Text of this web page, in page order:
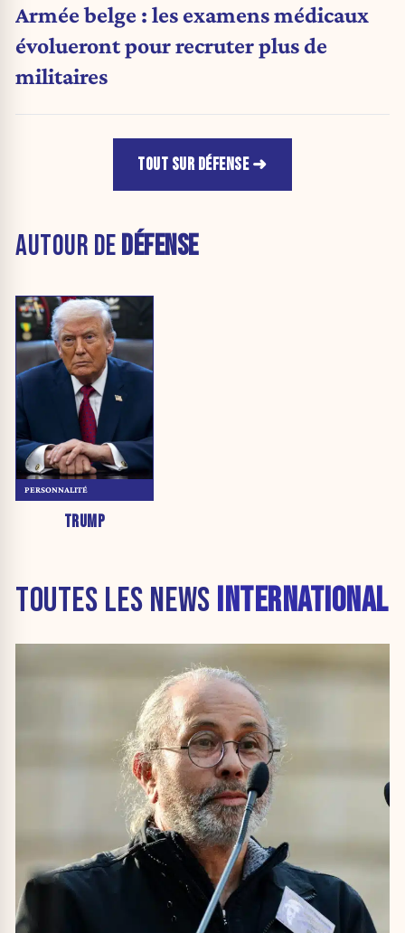
Armée belge : les examens médicaux
évolueront pour recruter plus de
militaires
TOUT SUR DÉFENSE
AUTOUR DEDÉFENSE
TRUMP
PERSONNALITÉ
TOUTES LES NEWS INTERNATIONAL